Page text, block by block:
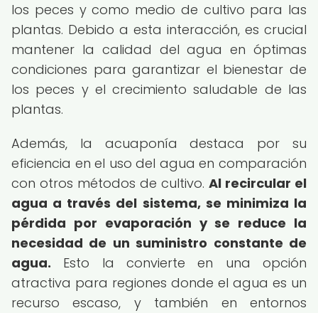
los peces y como medio de cultivo para las
plantas. Debido a esta interacción, es crucial
mantener la calidad del agua en óptimas
condiciones para garantizar el bienestar de
los peces y el crecimiento saludable de las
plantas.
Además, la acuaponía destaca por su
eficiencia en el uso del agua en comparación
con otros métodos de cultivo. Al recircular el
agua a través del sistema, se minimiza la
pérdida por evaporación y se reduce la
necesidad de un suministro constante de
agua. Esto la convierte en una opción
atractiva para regiones donde el agua es un
recurso escaso, y también en entornos